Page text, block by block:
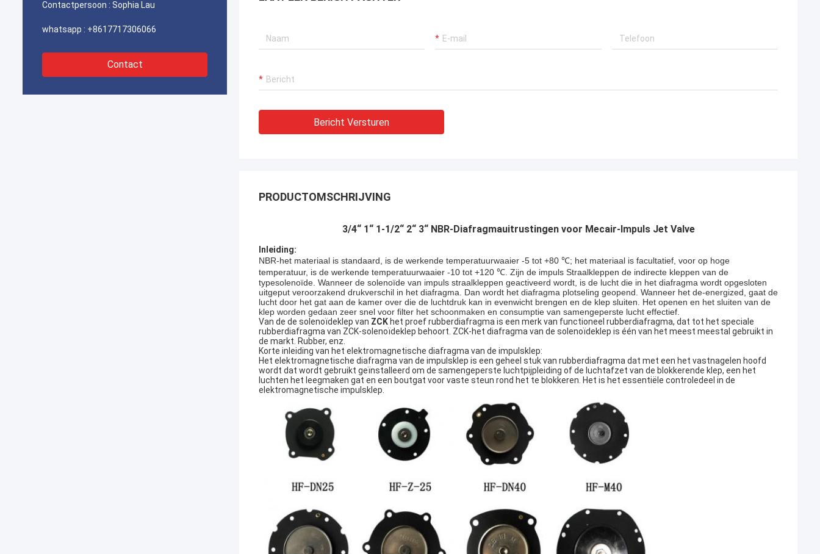
Contactpersoon : Sophia Lau
whatsapp : +8617717306066
Contact
Bericht Versturen
PRODUCTOMSCHRIJVING
3/4“ 1“ 1-1/2“ 2“ 3“ NBR-Diafragmauitrustingen voor Mecair-Impuls Jet Valve
Inleiding:
NBR-het materiaal is standaard, is de werkende temperatuurwaaier -5 tot +80 ℃; het materiaal is facultatief, voor op hoge
temperatuur, is de werkende temperatuurwaaier -10 tot +120 ℃. Zijn de impuls Straalkleppen de indirecte kleppen van de
typesolenoïde. Wanneer de solenoïde van impuls straalkleppen geactiveerd wordt, is de lucht die in het diafragma wordt opgesloten
uitgeput veroorzakend drukverschil in het diafragma. Dan wordt het diafragma plotseling geopend. Wanneer het de-energized, gaat de
lucht door het gat aan de kamer over die de luchtdruk kan in evenwicht brengen en de klep sluiten. Het openen en het sluiten van de
klep worden gedaan zeer snel voor filter het schoonmaken en consumptie van samengeperste lucht effectief.
Van de de solenoïdeklep van ZCK het proef rubberdiafragma is een merk van functioneel rubberdiafragma, dat tot het speciale
rubberdiafragma van ZCK-solenoïdeklep behoort. ZCK-het diafragma van de solenoïdeklep is één van het meest meestal gebruikt in
de markt. Rubber, enz.
Korte inleiding van het elektromagnetische diafragma van de impulsklep:
Het elektromagnetische diafragma van de impulsklep is een geheel stuk van rubberdiafragma dat met een het vastnagelen hoofd
wordt dat wordt gebruikt geïnstalleerd om de samengeperste luchtpijpleiding of de luchtafzet van de blokkerende klep, een het
luchten het leegmaken gat en een boutgat voor vaste steun rond het te blokkeren. Het is het essentiële controledeel in de
elektromagnetische impulsklep.